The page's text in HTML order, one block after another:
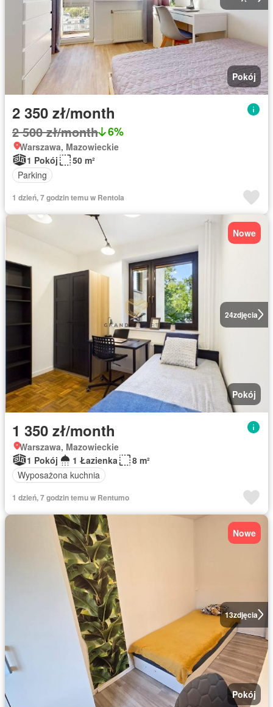
Pokój
2 350 zł/month
2 500 zł/month 6%
Warszawa, Mazowieckie
1 Pokój
50 m²
Parking
1 dzień, 7 godzin temu w Rentola
24zdjęcia
Nowe
Pokój
1 350 zł/month
Warszawa, Mazowieckie
1 Pokój
1 Łazienka
8 m²
Wyposażona kuchnia
1 dzień, 7 godzin temu w Rentumo
13zdjęcia
Nowe
Pokój